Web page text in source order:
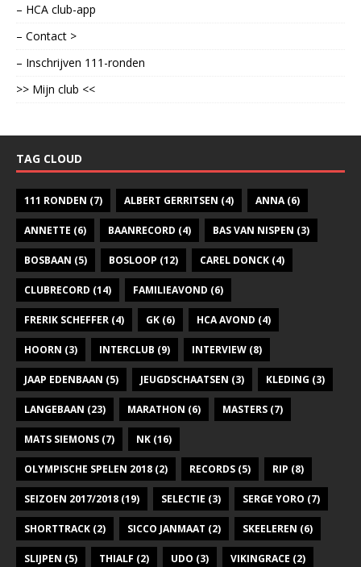
– HCA club-app
– Contact >
– Inschrijven 111-ronden
>> Mijn club <<
TAG CLOUD
111 RONDEN (7) ALBERT GERRITSEN (4) ANNA(6)
ANNETTE (6) BAANRECORD (4) BAS VAN NISPEN (3)
BOSBAAN (5) BOSLOOP (12) CAREL DONCK (4)
CLUBRECORD (14) FAMILIEAVOND (6)
FRERIK SCHEFFER (4) GK (6) HCA AVOND (4)
HOORN (3) INTERCLUB (9) INTERVIEW (8)
JAAP EDENBAAN (5) JEUGDSCHAATSEN (3) KLEDING (3)
LANGEBAAN (23) MARATHON (6) MASTERS (7)
MATS SIEMONS (7) NK (16)
OLYMPISCHE SPELEN 2018 (2) RECORDS (5) RIP (8)
SEIZOEN 2017/2018 (19) SELECTIE (3) SERGE YORO (7)
SHORTTRACK (2) SICCO JANMAAT (2) SKEELEREN (6)
SLIJPEN (5) THIALF (2) UDO (3) VIKINGRACE (2)